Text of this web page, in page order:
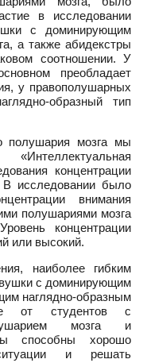
в исследовании
с доминирующим
а также абидекстры
соотношении. У
преобладает
у правополушарных
образный тип
полушария мозга мы
концентрации
В исследовании было
внимания
полушариями мозга
концентрации
или высокий.
наиболее гибким
с доминирующим
наглядно-образным
от студентов с
мозга и
способны хорошо
и решать